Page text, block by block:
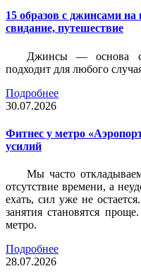
15 образов с джинсами
свидание, путешествие
Джинсы — основа
подходит для любого
Подробнее
30.07.2026
Фитнес у метро
усилий
Мы часто
отсутствие времени, а
ехать, сил уже не
занятия становятся
метро.
Подробнее
28.07.2026